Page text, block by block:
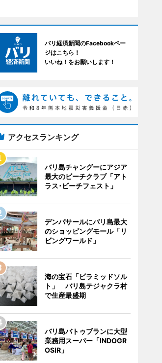
バリ経済新聞のFacebookペー
ジはこちら！
いいね！をお願いします！
アクセスランキング
バリ島チャングーにアジア
最大のビーチクラブ「アト
ラス･ビーチフェスト」
デンパサールにバリ島最大
のショッピングモール「リ
ビングワールド」
海の宝石「ピラミッドソル
ト」 バリ島テジャクラ村
で生産最盛期
バリ島バトゥブランに大型
業務用スーパー「INDOGR
OSIR」